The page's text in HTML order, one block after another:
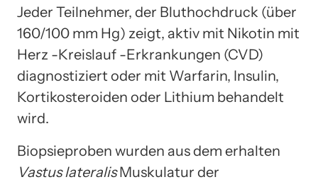
Jeder Teilnehmer, der Bluthochdruck (über
160/100 mm Hg) zeigt, aktiv mit Nikotin mit
Herz -Kreislauf -Erkrankungen (CVD)
diagnostiziert oder mit Warfarin, Insulin,
Kortikosteroiden oder Lithium behandelt
wird.
Biopsieproben wurden aus dem erhalten
Vastus lateralisMuskulatur der